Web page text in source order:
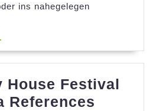
ins nahegelegen
House Festival
References